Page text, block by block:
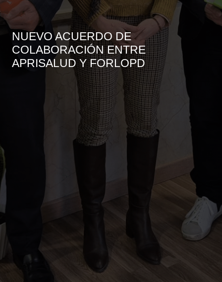
NUEVO ACUERDO DE
COLABORACIÓN ENTRE
APRISALUD Y FORLOPD